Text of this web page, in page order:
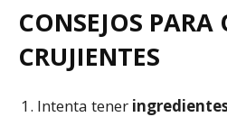
CONSEJOS PARA
CRUJIENTES
Intenta tener